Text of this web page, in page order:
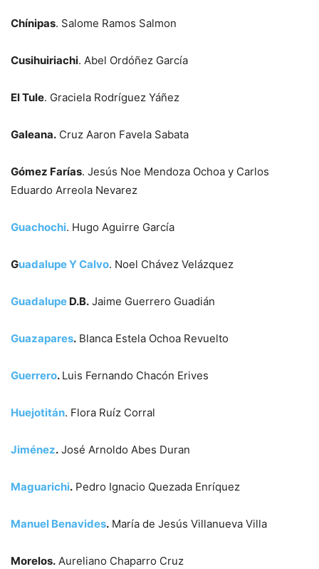
Chínipas. Salome Ramos Salmon
Cusihuiriachi. Abel Ordóñez García
El Tule. Graciela Rodríguez Yáñez
Galeana. Cruz Aaron Favela Sabata
Gómez Farías. Jesús Noe Mendoza Ochoa y Carlos
Eduardo Arreola Nevarez
Guachochi. Hugo Aguirre García
Guadalupe Y Calvo. Noel Chávez Velázquez
Guadalupe D.B. Jaime Guerrero Guadián
Guazapares. Blanca Estela Ochoa Revuelto
Guerrero. Luis Fernando Chacón Erives
Huejotitán. Flora Ruíz Corral
Jiménez. José Arnoldo Abes Duran
Maguarichi. Pedro Ignacio Quezada Enríquez
Manuel Benavides. María de Jesús Villanueva Villa
Morelos. Aureliano Chaparro Cruz